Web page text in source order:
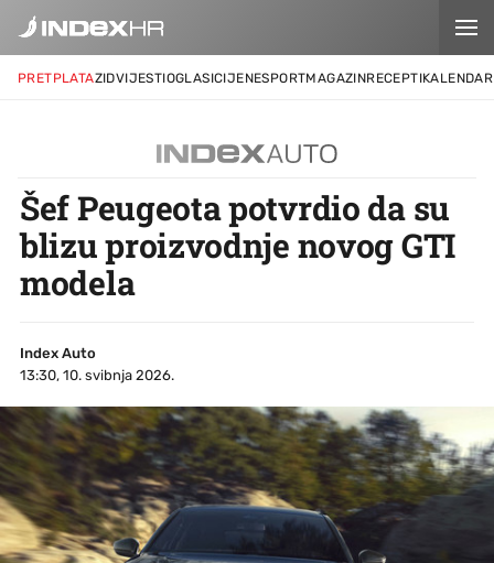
PRETPLATAZIDVIJESTIOGLASICIJENESPORTMAGAZINRECEPTIKALENDAR
Šef Peugeota potvrdio da su
blizu proizvodnje novog GTI
modela
Index Auto
13:30, 10. svibnja 2026.